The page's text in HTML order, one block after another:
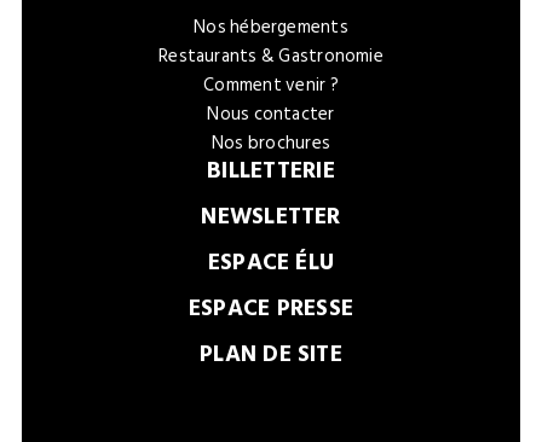
Nos hébergements
Restaurants & Gastronomie
Comment venir ?
Nous contacter
Nos brochures
BILLETTERIE
NEWSLETTER
ESPACE ÉLU
ESPACE PRESSE
PLAN DE SITE